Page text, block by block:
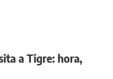
a Tigre: hora,